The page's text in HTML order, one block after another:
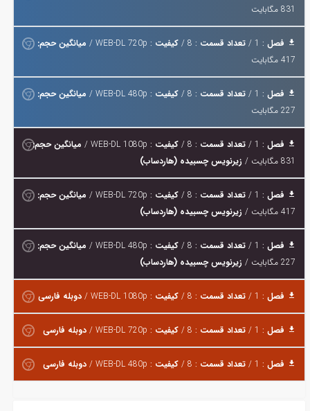
831 مگابایت
فصل : 1 / تعداد قسمت : 8 / کیفیت : WEB-DL 720p /
میانگین حجم:
417 مگابایت
فصل : 1 / تعداد قسمت : 8 / کیفیت : WEB-DL 480p /
میانگین حجم:
227 مگابایت
فصل : 1 / تعداد قسمت : 8 / کیفیت : WEB-DL 1080p /
میانگین حجم:
831 مگابایت /
زیرنویس چسبیده (هاردساب)
فصل : 1 / تعداد قسمت : 8 / کیفیت : WEB-DL 720p /
میانگین حجم:
417 مگابایت /
زیرنویس چسبیده (هاردساب)
فصل : 1 / تعداد قسمت : 8 / کیفیت : WEB-DL 480p /
میانگین حجم:
227 مگابایت /
زیرنویس چسبیده (هاردساب)
فصل : 1 / تعداد قسمت : 8 / کیفیت : WEB-DL 1080p / دوبله فارسی
فصل : 1 / تعداد قسمت : 8 / کیفیت : WEB-DL 720p / دوبله فارسی
فصل : 1 / تعداد قسمت : 8 / کیفیت : WEB-DL 480p / دوبله فارسی